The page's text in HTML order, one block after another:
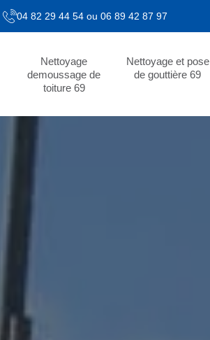
04 82 29 44 54 ou 06 89 42 87 97
Nettoyage
demoussage de
toiture 69
Nettoyage et pose
de gouttière 69